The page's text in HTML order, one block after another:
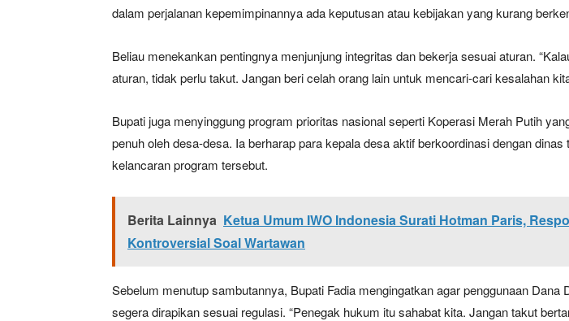
dalam perjalanan kepemimpinannya ada keputusan atau kebijakan yang kurang
Beliau menekankan pentingnya menjunjung integritas dan bekerja sesuai aturan.
aturan, tidak perlu takut. Jangan beri celah orang lain untuk mencari-cari kesalahan
Bupati juga menyinggung program prioritas nasional seperti Koperasi Merah Putih
penuh oleh desa-desa. Ia berharap para kepala desa aktif berkoordinasi dengan dinas
kelancaran program tersebut.
Berita Lainnya Ketua Umum IWO Indonesia Surati Hotman Paris,
Kontroversial Soal Wartawan
Sebelum menutup sambutannya, Bupati Fadia mengingatkan agar penggunaan Dana
segera dirapikan sesuai regulasi. “Penegak hukum itu sahabat kita. Jangan takut